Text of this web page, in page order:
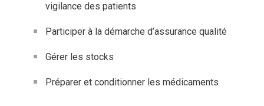
vigilance des patients
Participer à la démarche d’assurance qualité
Gérer les stocks
Préparer et conditionner les médicaments